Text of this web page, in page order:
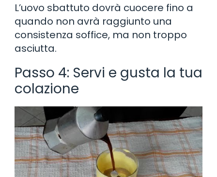
L’uovo sbattuto dovrà cuocere fino a
quando non avrà raggiunto una
consistenza soffice, ma non troppo
asciutta.
Passo 4: Servi e gusta la tua
colazione